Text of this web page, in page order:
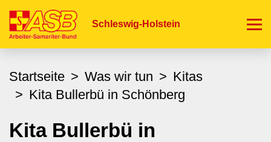
zum
Schleswig-Holstein
Startseite Was wir tun
Kitas
Kita Bullerbü in Schönberg
Kita Bullerbü in